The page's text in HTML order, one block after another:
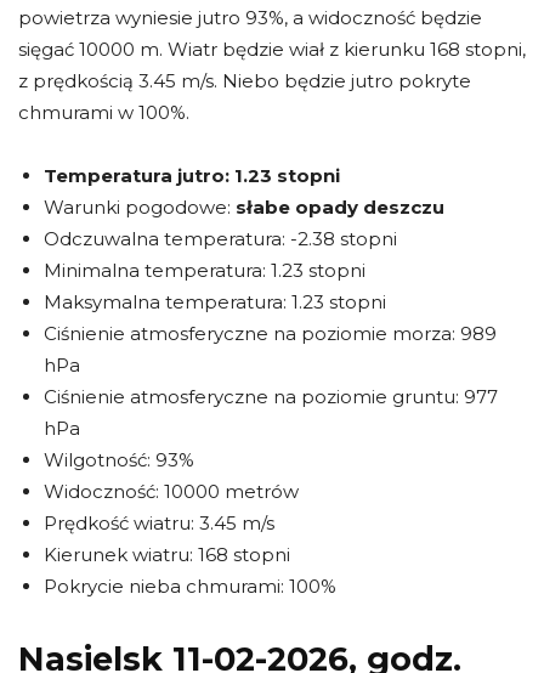
powietrza wyniesie jutro 93%, a widoczność będzie
sięgać 10000 m. Wiatr będzie wiał z kierunku 168 stopni,
z prędkością 3.45 m/s. Niebo będzie jutro pokryte
chmurami w 100%.
Temperatura jutro: 1.23 stopni
Warunki pogodowe: słabe opady deszczu
Odczuwalna temperatura: -2.38 stopni
Minimalna temperatura: 1.23 stopni
Maksymalna temperatura: 1.23 stopni
Ciśnienie atmosferyczne na poziomie morza: 989
hPa
Ciśnienie atmosferyczne na poziomie gruntu: 977
hPa
Wilgotność: 93%
Widoczność: 10000 metrów
Prędkość wiatru: 3.45 m/s
Kierunek wiatru: 168 stopni
Pokrycie nieba chmurami: 100%
Nasielsk 11-02-2026, godz.